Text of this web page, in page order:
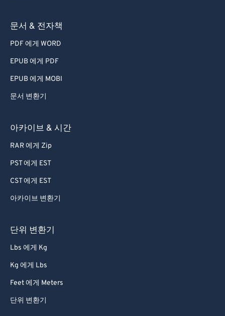
문서 & 전자책
PDF 에게 WORD
EPUB 에게 PDF
EPUB 에게 MOBI
문서 변환기
아카이브 & 시간
RAR 에게 Zip
PST 에게 EST
CST 에게 EST
아카이브 변환기
단위 변환기
Lbs 에게 Kg
Kg 에게 Lbs
Feet 에게 Meters
단위 변환기